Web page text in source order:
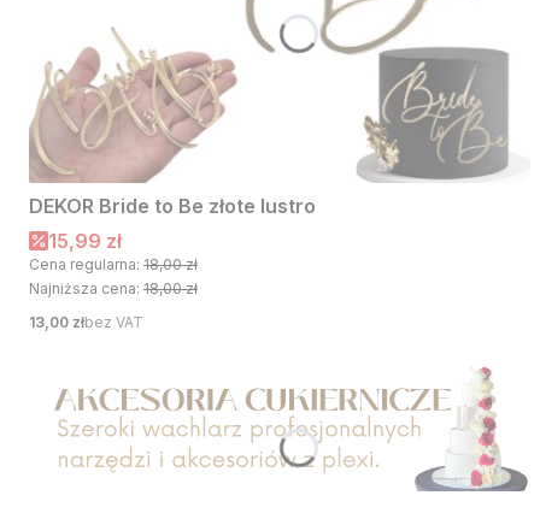
DEKOR Bride to Be złote lustro
Cena promocyjna
15,99 zł
Cena regularna: 18,00 zł
Najniższa cena: 18,00 zł
Cena
13,00 złbez VAT